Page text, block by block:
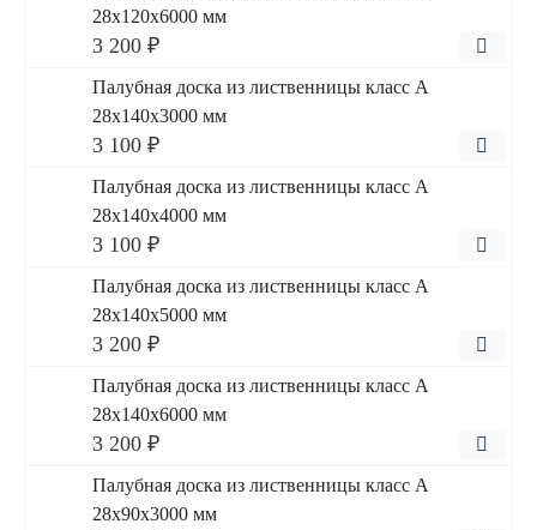
28x120x6000 мм
3 200 ₽
Палубная доска из лиственницы класс А
28x140x3000 мм
3 100 ₽
Палубная доска из лиственницы класс А
28x140x4000 мм
3 100 ₽
Палубная доска из лиственницы класс А
28x140x5000 мм
3 200 ₽
Палубная доска из лиственницы класс А
28x140x6000 мм
3 200 ₽
Палубная доска из лиственницы класс А
28x90x3000 мм